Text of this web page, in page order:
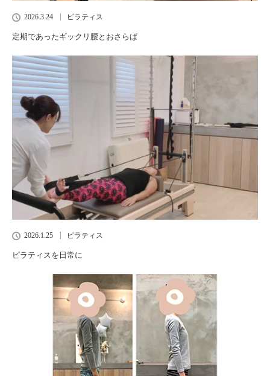
2026.3.24 ピラティス
定期であったギックリ腰とおさらば
2026.1.25 ピラティス
ピラティスを日常に